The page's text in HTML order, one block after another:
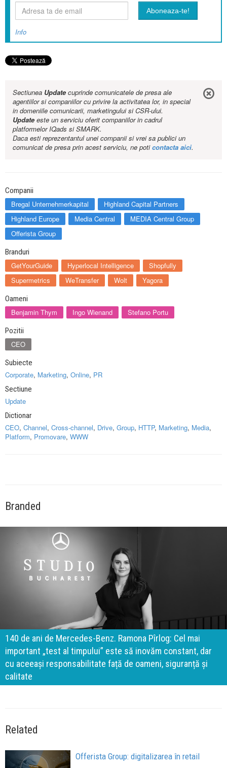
Info
Sectiunea Updatecuprinde comunicatele de presa ale
agentiilor si companiilor cu privire la activitatea lor, in special
in domeniile comunicarii, marketingului si CSR-ului.
Updateeste un serviciu oferit companiilor in cadrul
platformelor IQads si SMARK.
Daca esti reprezentantul unei companii si vrei sa publici un
comunicat de presa prin acest serviciu, ne poticontacta aici.
Companii
Bregal Unternehmerkapital
Highland Capital Partners
Highland Europe
Media Central
MEDIA Central Group
Offerista Group
Branduri
GetYourGuide Hyperlocal Intelligence
Shopfully
Supermetrics
WeTransfer Wolt Yagora
Oameni
Benjamin Thym Ingo Wienand Stefano Portu
Pozitii
CEO
Subiecte
Corporate, Marketing, Online, PR
Sectiune
Update
Dictionar
CEO, Channel, Cross-channel, Drive, Group, HTTP, Marketing, Media,
Platform, Promovare, WWW
Branded
140 de ani de Mercedes-Benz. Ramona Pîrlog: Cel mai
important „test al timpului” este să inovăm constant, dar
cu aceeași responsabilitate față de oameni, siguranță și
calitate
Related
Offerista Group: digitalizarea în retail